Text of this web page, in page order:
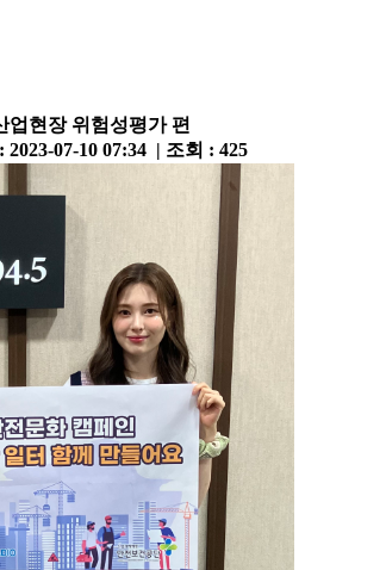
업현장 위험성평가 편
2023-07-10 07:34 | 조회 : 425